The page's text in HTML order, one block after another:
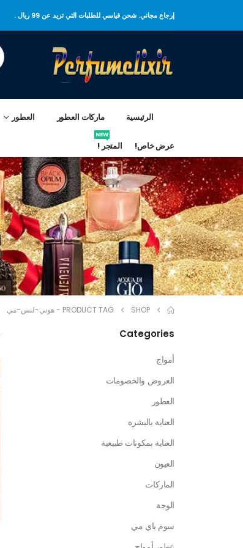
إرجاع مجاني. شحن قياسي للطلبات التي تزيد عن 99 ريال .
الرئيسية ماركات العطور العطور
عرض خاص! المتجر !
NEW
SHOP
PRODUCT TAG - هوني-لنس-مي
Categories
أمواج
العروض والخصومات
العطور
العناية بالبشرة
العناية بمكونات طبيعية
العيون
الماركات
الوجة
سوم باي مي